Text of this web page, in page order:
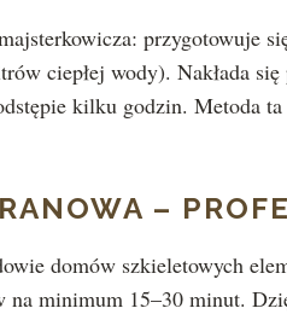
przygotowuje
ciepłej wody). Nakłada
kilku godzin. Metoda
–
domów szkieletowych
na minimum 15–30 minut.